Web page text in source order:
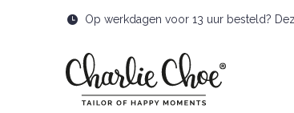
Op werkdagen voor 13 uur besteld?